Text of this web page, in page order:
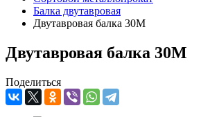
Балка двутавровая
Двутавровая балка 30М
Двутавровая балка 30М
Поделиться